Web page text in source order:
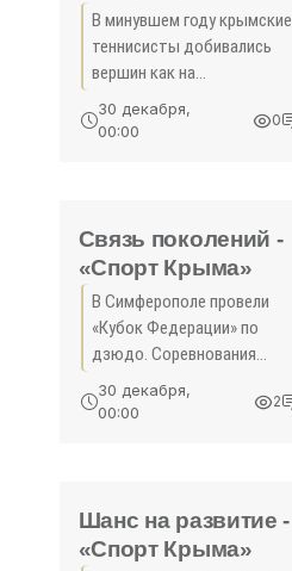
В минувшем году крымские
теннисисты добивались
вершин как на
всероссийской, так и на
мировой арене. Яркий
победных турниров.
Готовятся к
30 декабря,
00:00
0
Связь поколений -
«Спорт Крыма»
В Симферополе провели
«Кубок Федерации» по
дзюдо. Соревнования
объединили лучших
спортсменов 2006-2009
участию спортсменов из
30 декабря,
00:00
2
Шанс на развитие -
«Спорт Крыма»